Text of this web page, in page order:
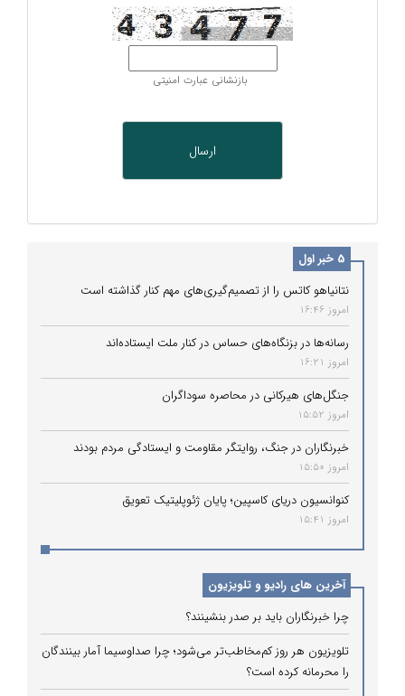
بازنشانی عبارت امنیتی
5 خبر اول
نتانیاهو کاتس را از تصمیم‌گیری‌های مهم کنار گذاشته است
امروز 16:46
رسانه‌ها در بزنگاه‌های حساس در کنار ملت ایستاده‌اند
امروز 16:21
جنگل‌های هیرکانی در محاصره سوداگران
امروز 15:52
خبرنگاران در جنگ، روایتگر مقاومت و ایستادگی مردم بودند
امروز 15:50
کنوانسیون دریای کاسپین؛ پایان ژئوپلیتیک تعویق
امروز 15:41
آخرین های رادیو و تلویزیون
چرا خبرنگاران باید بر صدر بنشینند؟
تلویزیون هر روز کم‌مخاطب‌تر می‌شود؛ چرا صداوسیما آمار بینندگان
را محرمانه کرده است؟